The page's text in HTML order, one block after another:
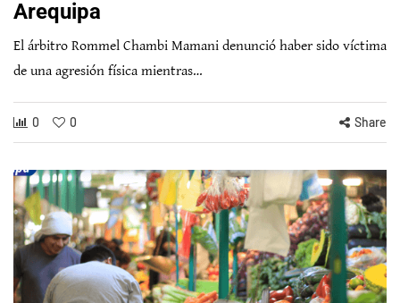
Arequipa
El árbitro Rommel Chambi Mamani denunció haber sido víctima
de una agresión física mientras…
0 0 Share